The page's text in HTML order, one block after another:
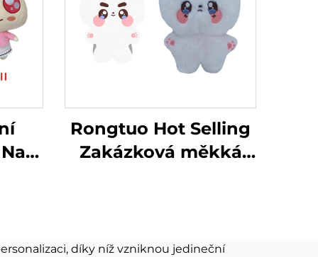
Rongtuo Hot Selling
Zakázková měkká
panenku 10 cm
díky níž vzniknou jedineční